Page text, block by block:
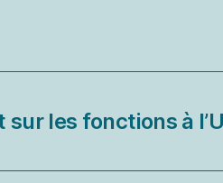
sur les fonctions à